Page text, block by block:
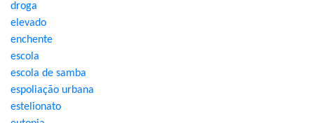
droga
elevado
enchente
escola
escola de samba
espoliação urbana
estelionato